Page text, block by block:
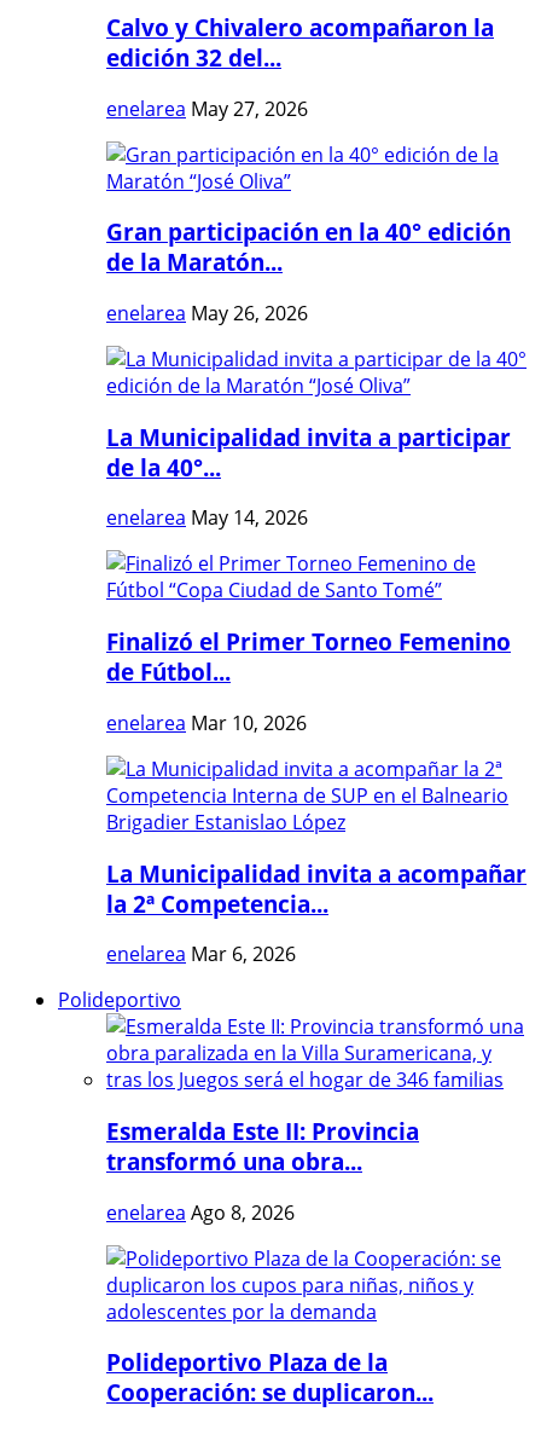
Calvo y Chivalero acompañaron la
edición 32 del...
enelarea May 27, 2026
Gran participación en la 40° edición
de la Maratón...
enelarea May 26, 2026
La Municipalidad invita a participar
de la 40°...
enelarea May 14, 2026
Finalizó el Primer Torneo Femenino
de Fútbol...
enelarea Mar 10, 2026
La Municipalidad invita a acompañar
la 2ª Competencia...
enelarea Mar 6, 2026
Polideportivo
Esmeralda Este II: Provincia
transformó una obra...
enelarea Ago 8, 2026
Polideportivo Plaza de la
Cooperación: se duplicaron...